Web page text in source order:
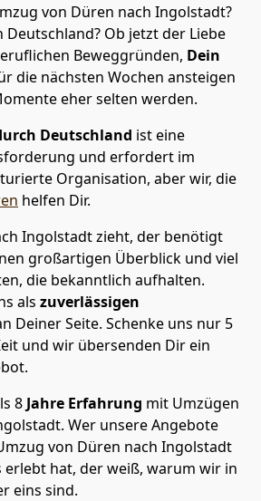
von Düren nach Ingolstadt?
Deutschland? Ob jetzt der Liebe
Beweggründen, Dein
die nächsten Wochen ansteigen
eher selten werden.
Deutschland ist eine
und erfordert im
Organisation, aber wir, die
helfen Dir.
Ingolstadt zieht, der benötigt
großartigen Überblick und viel
die bekanntlich aufhalten.
als zuverlässigen
Deiner Seite. Schenke uns nur 5
und wir übersenden Dir ein
8 Jahre Erfahrung mit Umzügen
Wer unsere Angebote
von Düren nach Ingolstadt
erlebt hat, der weiß, warum wir in
eins sind.